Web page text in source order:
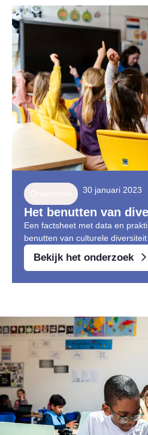
30 januari 2023
Het benutten van
Een factsheet met data en
benutten van culturele diversiteit
Bekijk het onderzoek